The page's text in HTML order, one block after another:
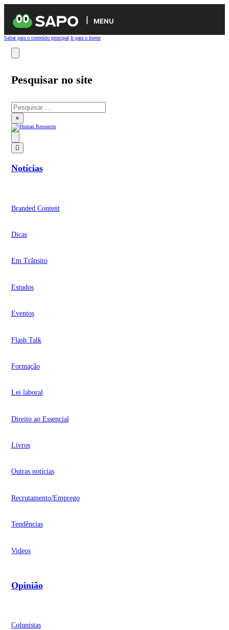
MENU
Saltar para o conteúdo principal Ir para o footer
Pesquisar no site
Pesquisar
×
Notícias
Branded Content
Dicas
Em Trânsito
Estudos
Eventos
Flash Talk
Formação
Lei laboral
Direito ao Essencial
Livros
Outras notícias
Recrutamento/Emprego
Tendências
Videos
Opinião
Colunistas